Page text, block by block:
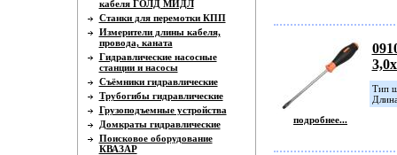
кабеля ГОЛД МИДЛ
Станки для перемотки КПП
Измерители длины кабеля,
провода, каната
Гидравлические насосные
станции и насосы
Съёмники гидравлические
Трубогибы гидравлические
Грузоподъемные устройства
Домкраты гидравлические
Поисковое оборудование
КВАЗАР
подробнее...
Тип